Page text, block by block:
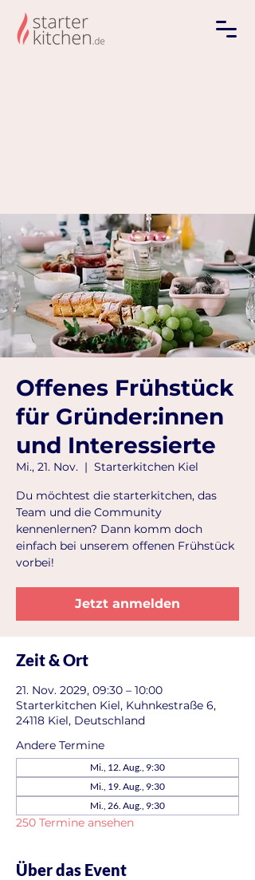
Offenes Frühstück
für Gründer:innen
und Interessierte
Mi., 21. Nov.
  |
Starterkitchen Kiel
Du möchtest die starterkitchen, das
Team und die Community
kennenlernen? Dann komm doch
einfach bei unserem offenen Frühstück
vorbei!
Jetzt anmelden
Zeit & Ort
21. Nov. 2029, 09:30 – 10:00
Starterkitchen Kiel, Kuhnkestraße 6,
24118 Kiel, Deutschland
Andere Termine
Mi., 12. Aug., 9:30
Mi., 19. Aug., 9:30
Mi., 26. Aug., 9:30
250 Termine ansehen
Über das Event